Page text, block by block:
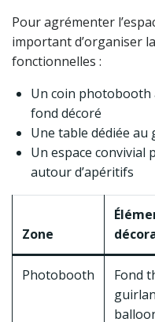
Pour agrémenter
important d’organiser
fonctionnelles :
Un coin photobooth
fond décoré
Une table dédiée au
Un espace convivial
autour d’apéritifs
Zone
Photobooth
Fond